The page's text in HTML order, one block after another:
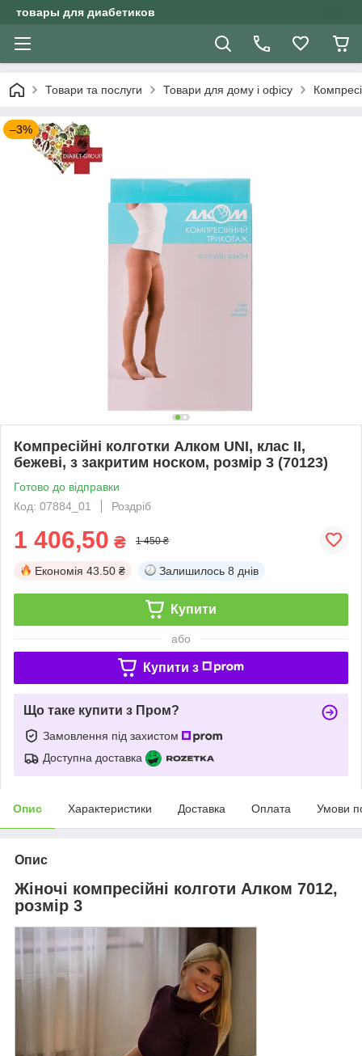
товары для диабетиков
Товари та послуги Товари для дому і офісу
–3%
Компресійні колготки Алком UNI, клас II,
бежеві, з закритим носком, розмір 3 (70123)
Готово до відправки
Код: 07884_01
Роздріб
1 406,50 ₴ 1 450 ₴
Економія 43.50 ₴ Залишилось 8 днів
Купити
або
Купити з
Що таке купити з Пром?
Замовлення під захистом
Доступна доставка
Опис Характеристики Доставка Оплата Умови
Опис
Жіночі компресійні колготи Алком 7012,
розмір 3